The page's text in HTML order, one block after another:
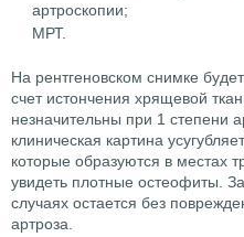
артроскопии;
МРТ.
На рентгеновском снимке
счет истончения хрящевой
незначительны при 1 степени
клиническая картина
которые образуются в местах
увидеть плотные остеофиты.
случаях остается без
артроза.